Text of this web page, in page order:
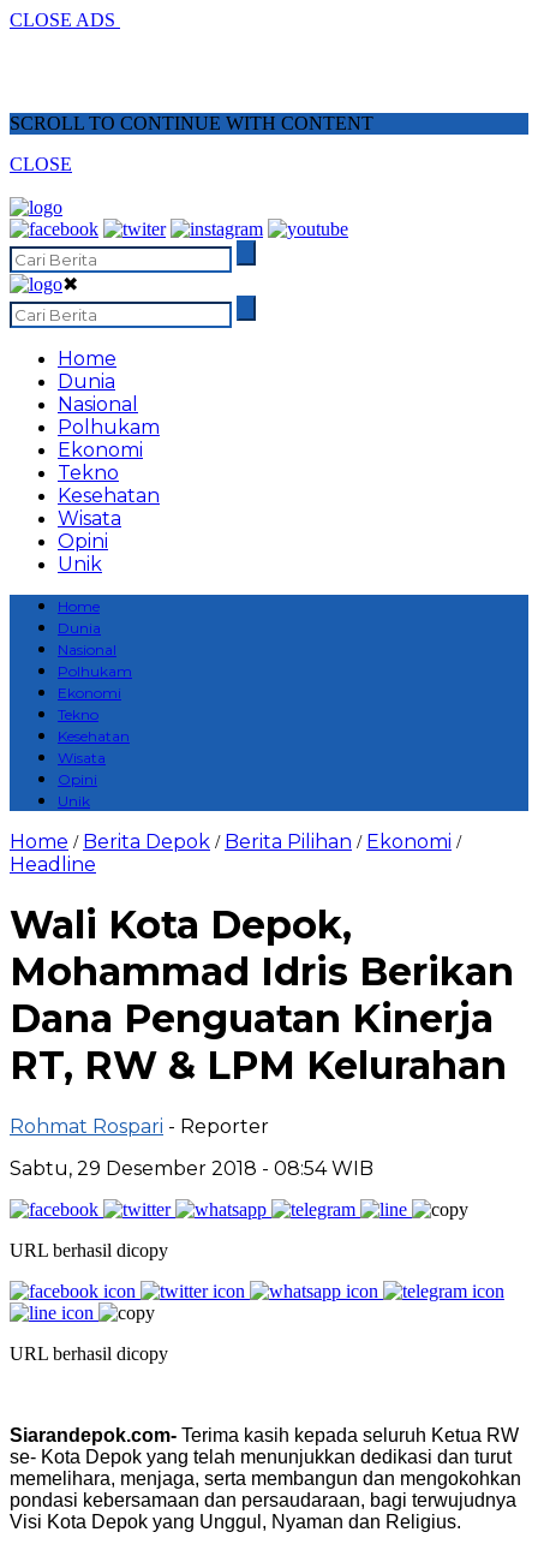
CLOSE ADS
SCROLL TO CONTINUE WITH CONTENT
CLOSE
✖
Home
Dunia
Nasional
Polhukam
Ekonomi
Tekno
Kesehatan
Wisata
Opini
Unik
Home
Dunia
Nasional
Polhukam
Ekonomi
Tekno
Kesehatan
Wisata
Opini
Unik
Home / Berita Depok / Berita Pilihan / Ekonomi /
Headline
Wali Kota Depok,
Mohammad Idris Berikan
Dana Penguatan Kinerja
RT, RW & LPM Kelurahan
Rohmat Rospari - Reporter
Sabtu, 29 Desember 2018 - 08:54 WIB
URL berhasil dicopy
URL berhasil dicopy
Siarandepok.com- Terima kasih kepada seluruh Ketua RW
se- Kota Depok yang telah menunjukkan dedikasi dan turut
memelihara, menjaga, serta membangun dan mengokohkan
pondasi kebersamaan dan persaudaraan, bagi terwujudnya
Visi Kota Depok yang Unggul, Nyaman dan Religius.